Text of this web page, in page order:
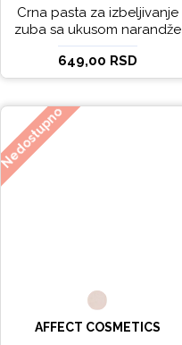
Crna pasta za izbeljivanje
zuba sa ukusom narandže
Ecodenta 100 ml
649,00 RSD
AFFECT COSMETICS